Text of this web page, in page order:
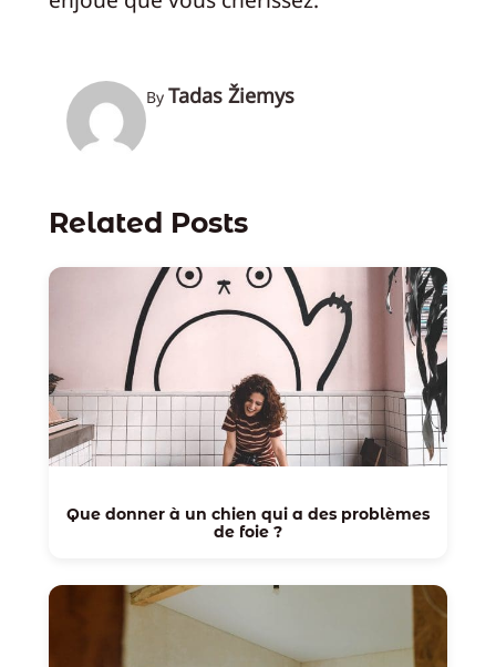
By Tadas Žiemys
Related Posts
Que donner à un chien qui a des problèmes
de foie ?